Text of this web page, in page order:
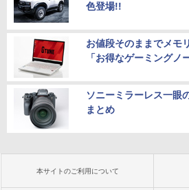
色登場!!
お値段そのままでメモ
「お得なゲーミングノ
ソニーミラーレス一眼
まとめ
本サイトのご利用について